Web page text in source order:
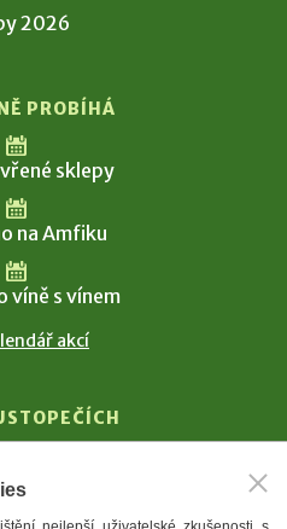
2026
PROBÍHÁ
sklepy
na Amfiku
víně s vínem
akcí